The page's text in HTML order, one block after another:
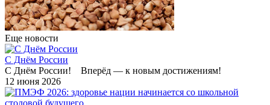
Еще новости
С Днём России
С Днём России! Вперёд — к новым достижениям!
12 июня 2026